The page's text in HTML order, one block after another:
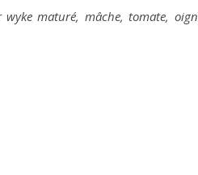
maturé, mâche, tomate,